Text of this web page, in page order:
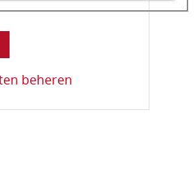
is om te controleren dat u
beheren